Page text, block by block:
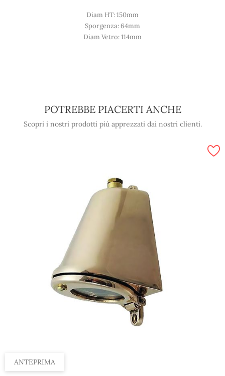
Diam HT: 150mm
Sporgenza: 64mm
Diam Vetro: 114mm
POTREBBE PIACERTI ANCHE
Scopri i nostri prodotti più apprezzati dai nostri clienti.
ANTEPRIMA